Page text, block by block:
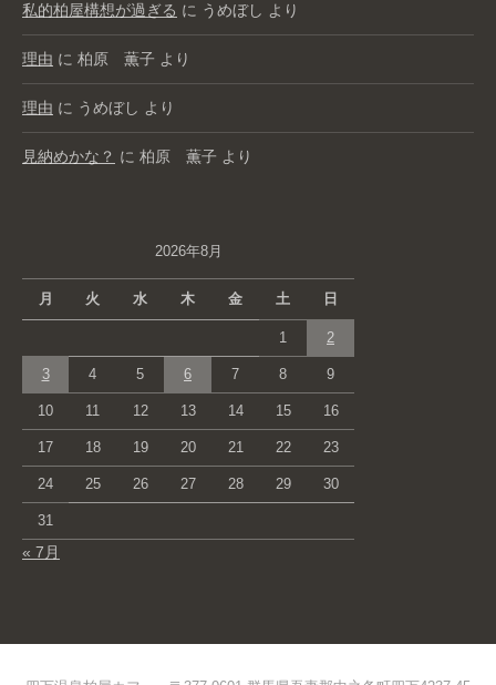
私的柏屋構想が過ぎる に うめぼし より
理由 に 柏原 薫子 より
理由 に うめぼし より
見納めかな？ に 柏原 薫子 より
2026年8月
月 火 水 木 金 土 日
1 2
3 4 5 6 7 8 9
10 11 12 13 14 15 16
17 18 19 20 21 22 23
24 25 26 27 28 29 30
31
« 7月